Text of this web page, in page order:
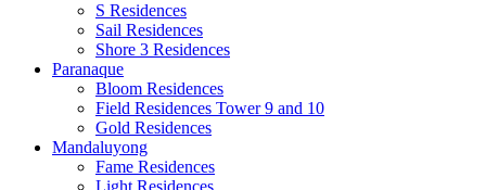
S Residences
Sail Residences
Shore 3 Residences
Paranaque
Bloom Residences
Field Residences Tower 9 and 10
Gold Residences
Mandaluyong
Fame Residences
Light Residences